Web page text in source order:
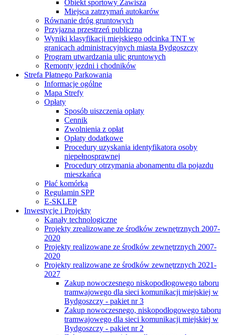
Obiekt sportowy Zawisza
Miejsca zatrzymań autokarów
Równanie dróg gruntowych
Przyjazna przestrzeń publiczna
Wyniki klasyfikacji miejskiego odcinka TNT w
granicach administracyjnych miasta Bydgoszczy
Program utwardzania ulic gruntowych
Remonty jezdni i chodników
Strefa Płatnego Parkowania
Informacje ogólne
Mapa Strefy
Opłaty
Sposób uiszczenia opłaty
Cennik
Zwolnienia z opłat
Opłaty dodatkowe
Procedury uzyskania identyfikatora osoby
niepełnosprawnej
Procedury otrzymania abonamentu dla pojazdu
mieszkańca
Płać komórką
Regulamin SPP
E-SKLEP
Inwestycje i Projekty
Kanały technologiczne
Projekty zrealizowane ze środków zewnętrznych 2007-
2020
Projekty realizowane ze środków zewnętrznych 2007-
2020
Projekty realizowane ze środków zewnętrznych 2021-
2027
Zakup nowoczesnego niskopodłogowego taboru
tramwajowego dla sieci komunikacji miejskiej w
Bydgoszczy - pakiet nr 3
Zakup nowoczesnego, niskopodłogowego taboru
tramwajowego dla sieci komunikacji miejskiej w
Bydgoszczy - pakiet nr 2